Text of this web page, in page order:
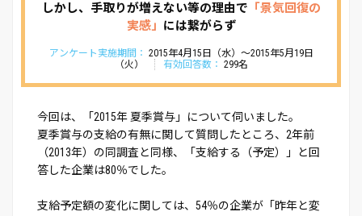
しかし、手取りが増えない等の理由で 「景気回復の
実感」 には繋がらず
アンケート実施期間： 2015年4月15日（水）～2015年5月19日
（火）
有効回答数： 299名
今回は、「2015年 夏季賞与」について伺いました。
夏季賞与の支給の有無に関して質問したところ、2年前
（2013年）の同調査と同様、「支給する（予定）」と回
答した企業は80％でした。
支給予定額の変化に関しては、54％の企業が「昨年と変